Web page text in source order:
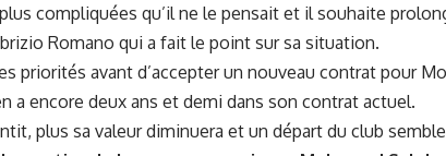
compliquées qu’il ne le pensait et il souhaite
Romano qui a fait le point sur sa situation.
priorités avant d’accepter un nouveau contrat pour
a encore deux ans et demi dans son contrat actuel.
plus sa valeur diminuera et un départ du club